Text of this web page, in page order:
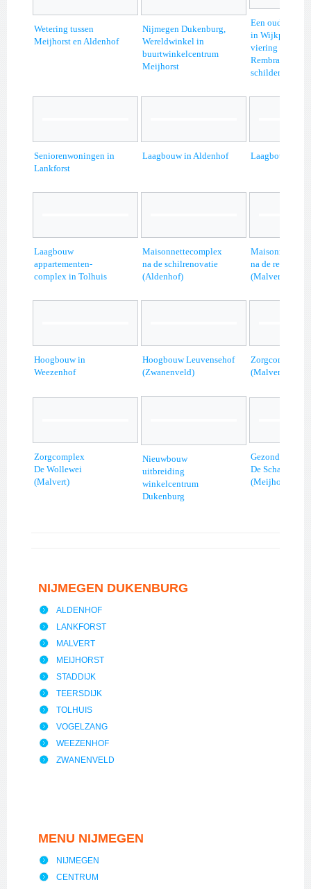
Wetering tussen
Meijhorst en Aldenhof
Nijmegen Dukenburg,
Wereldwinkel in
buurtwinkelcentrum
Meijhorst
Een oude
in Wijkpark
viering 400 jaar
Rembrandt
schilderen in
Seniorenwoningen in
Lankforst
Laagbouw in Aldenhof Laagbouw in
Laagbouw
appartementen-
complex in Tolhuis
Maisonnettecomplex
na de schilrenovatie
(Aldenhof)
na de renovatie
(Malvert)
Hoogbouw in
Weezenhof
Hoogbouw Leuvensehof
(Zwanenveld)
Zorgcomplex
(Malvert)
Zorgcomplex
De Wollewei
(Malvert)
Nieuwbouw
uitbreiding
winkelcentrum
Dukenburg
De Schakel
(Meijhorst)
NIJMEGEN DUKENBURG
ALDENHOF
LANKFORST
MALVERT
MEIJHORST
STADDIJK
TEERSDIJK
TOLHUIS
VOGELZANG
WEEZENHOF
ZWANENVELD
MENU NIJMEGEN
NIJMEGEN
CENTRUM